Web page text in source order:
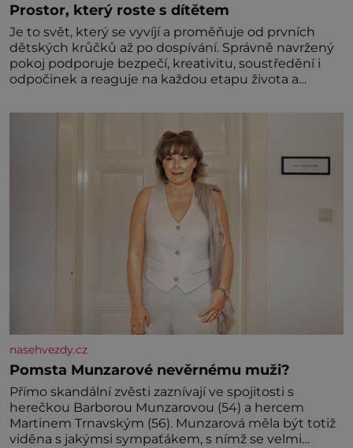
Prostor, který roste s dítětem
Je to svět, který se vyvíjí a proměňuje od prvních
dětských krůčků až po dospívání. Správně navržený
pokoj podporuje bezpečí, kreativitu, soustředění i
odpočinek a reaguje na každou etapu života a
jednoduchost, měkkost a bezpečí, proto by pokoj
nasehvezdy.cz
Pomsta Munzarové nevěrnému muži?
Přímo skandální zvěsti zaznívají ve spojitosti s
herečkou Barborou Munzarovou (54) a hercem
Martinem Trnavským (56). Munzarová měla být totiž
viděna s jakýmsi sympaťákem, s nímž se velmi